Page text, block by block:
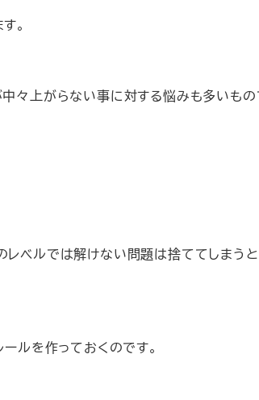
。
々上がらない事に対する悩みも多いもの
ベルでは解けない問題は捨ててしまう
ルを作っておくのです。